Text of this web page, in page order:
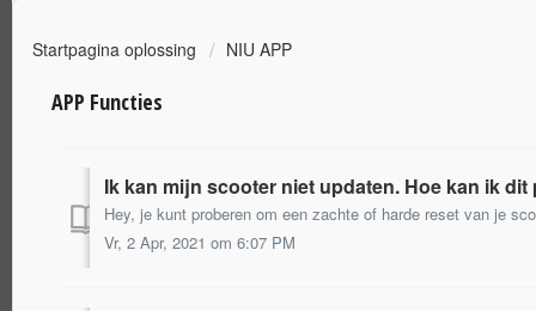
Startpagina oplossing NIU APP
APP Functies
Ik kan mijn scooter niet updaten. Hoe kan ik
Vr, 2 Apr, 2021 om 6:07 PM